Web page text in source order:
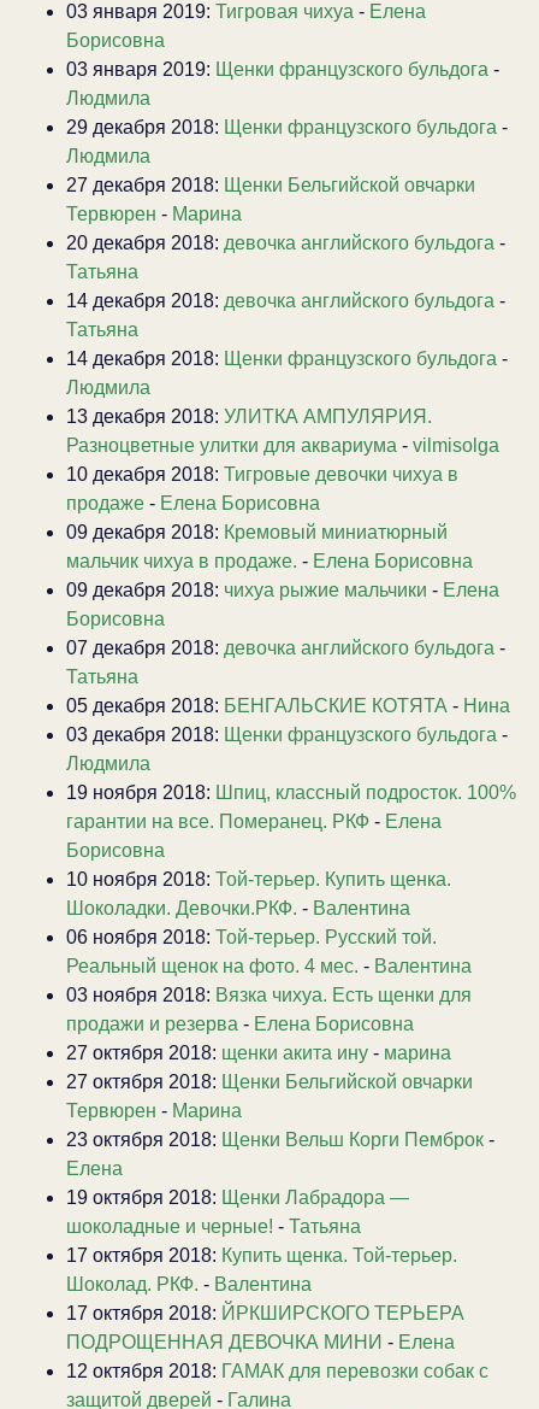
03 января 2019: Тигровая чихуа - Елена
Борисовна
03 января 2019: Щенки французского бульдога -
Людмила
29 декабря 2018: Щенки французского бульдога -
Людмила
27 декабря 2018: Щенки Бельгийской овчарки
Тервюрен - Марина
20 декабря 2018: девочка английского бульдога -
Татьяна
14 декабря 2018: девочка английского бульдога -
Татьяна
14 декабря 2018: Щенки французского бульдога -
Людмила
13 декабря 2018: УЛИТКА АМПУЛЯРИЯ.
Разноцветные улитки для аквариума - vilmisolga
10 декабря 2018: Тигровые девочки чихуа в
продаже - Елена Борисовна
09 декабря 2018: Кремовый миниатюрный
мальчик чихуа в продаже. - Елена Борисовна
09 декабря 2018: чихуа рыжие мальчики - Елена
Борисовна
07 декабря 2018: девочка английского бульдога -
Татьяна
05 декабря 2018: БЕНГАЛЬСКИЕ КОТЯТА - Нина
03 декабря 2018: Щенки французского бульдога -
Людмила
19 ноября 2018: Шпиц, классный подросток. 100%
гарантии на все. Померанец. РКФ - Елена
Борисовна
10 ноября 2018: Той-терьер. Купить щенка.
Шоколадки. Девочки.РКФ. - Валентина
06 ноября 2018: Той-терьер. Русский той.
Реальный щенок на фото. 4 мес. - Валентина
03 ноября 2018: Вязка чихуа. Есть щенки для
продажи и резерва - Елена Борисовна
27 октября 2018: щенки акита ину - марина
27 октября 2018: Щенки Бельгийской овчарки
Тервюрен - Марина
23 октября 2018: Щенки Вельш Корги Пемброк -
Елена
19 октября 2018: Щенки Лабрадора —
шоколадные и черные! - Татьяна
17 октября 2018: Купить щенка. Той-терьер.
Шоколад. РКФ. - Валентина
17 октября 2018: ЙРКШИРСКОГО ТЕРЬЕРА
ПОДРОЩЕННАЯ ДЕВОЧКА МИНИ - Елена
12 октября 2018: ГАМАК для перевозки собак с
защитой дверей - Галина